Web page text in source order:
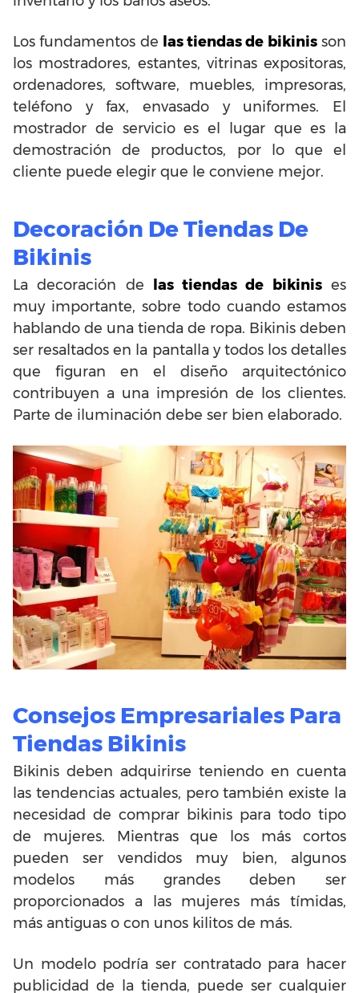
Los fundamentos de las tiendas de bikinisson
los mostradores, estantes, vitrinas expositoras,
ordenadores, software, muebles, impresoras,
teléfono y fax, envasado y uniformes. El
mostrador de servicio es el lugar que es la
demostración de productos, por lo que el
cliente puede elegir que le conviene mejor.
Decoración De Tiendas De
Bikinis
La decoración de las tiendas de bikinises
muy importante, sobre todo cuando estamos
hablando de una tienda de ropa. Bikinis deben
ser resaltados en la pantalla y todos los detalles
que figuran en el diseño arquitectónico
contribuyen a una impresión de los clientes.
Parte de iluminación debe ser bien elaborado.
Consejos Empresariales Para
Tiendas Bikinis
Bikinis deben adquirirse teniendo en cuenta
las tendencias actuales, pero también existe la
necesidad de comprar bikinis para todo tipo
de mujeres. Mientras que los más cortos
pueden ser vendidos muy bien, algunos
modelos más grandes deben ser
proporcionados a las mujeres más tímidas,
más antiguas o con unos kilitos de más.
Un modelo podría ser contratado para hacer
publicidad de la tienda, puede ser cualquier